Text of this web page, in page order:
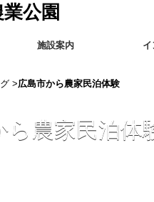
施設案内
>広島市から農家民泊体験
ら農家民泊体